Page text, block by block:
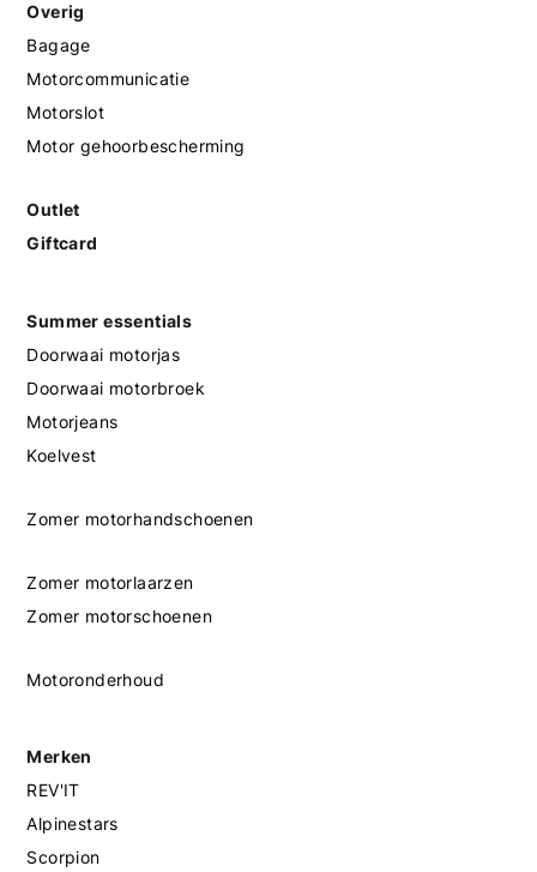
Overig
Bagage
Motorcommunicatie
Motorslot
Motor gehoorbescherming
Outlet
Giftcard
Summer essentials
Doorwaai motorjas
Doorwaai motorbroek
Motorjeans
Koelvest
Zomer motorhandschoenen
Zomer motorlaarzen
Zomer motorschoenen
Motoronderhoud
Merken
REV'IT
Alpinestars
Scorpion